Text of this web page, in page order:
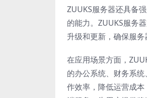
ZUUKS服务器还具备
的能力。ZUUKS服务
升级和更新，确保服务
在应用场景方面，
的办公系统、财务系
作效率，降低运营成